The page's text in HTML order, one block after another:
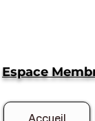
Espace
Accueil